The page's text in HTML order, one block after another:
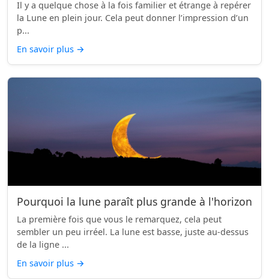
Il y a quelque chose à la fois familier et étrange à repérer
la Lune en plein jour. Cela peut donner l’impression d’un
p...
En savoir plus →
Pourquoi la lune paraît plus grande à l'horizon
La première fois que vous le remarquez, cela peut
sembler un peu irréel. La lune est basse, juste au-dessus
de la ligne ...
En savoir plus →